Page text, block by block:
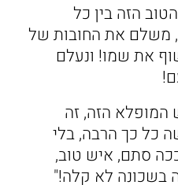
הזה בין כל
משלם את החובות של
את שמו! ונעלם
המופלא הזה, זה
כל כך הרבה, בלי
סתם, איש טוב,
בשכונה לא קלה!"